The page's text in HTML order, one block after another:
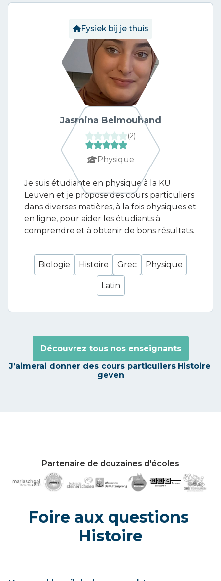
Jasmina Belmouhand
(2)
Fysiek bij je thuis
Physique
Je suis étudiante en physique à la KU
Leuven et je propose des cours particuliers
dans diverses matières, à la fois physiques et
en ligne, pour aider les étudiants à
comprendre et à obtenir de bons résultats.
Biologie Histoire Grec Physique
Latin
Découvrez tous nos enseignants
J’aimerai donner des cours particuliers Histoire
geven
Partenaire de douzaines d'écoles
Foire aux questions
Histoire